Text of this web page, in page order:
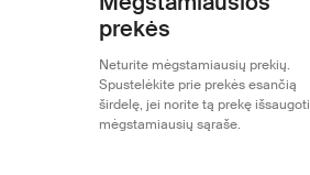
prekės
Neturite mėgstamiausių prekių.
Spustelėkite prie prekės esančią
širdelę, jei norite tą prekę išsaugoti
mėgstamiausių sąraše.